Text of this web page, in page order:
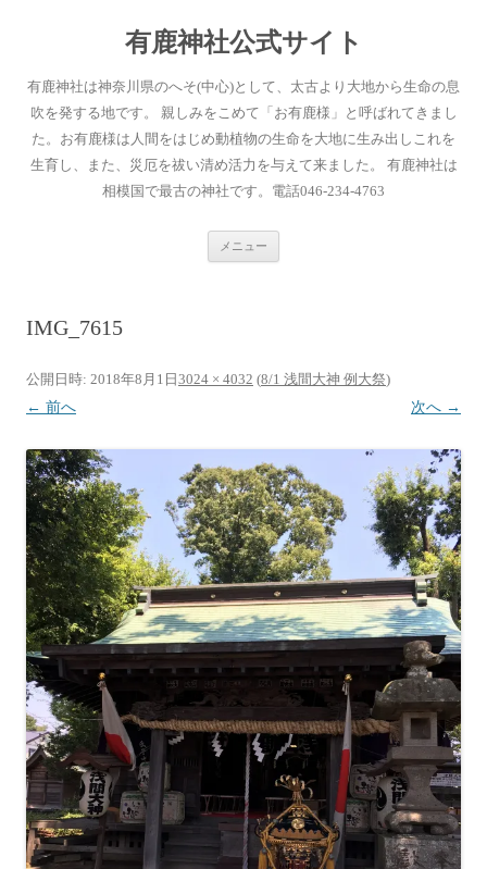
有鹿神社公式サイト
有鹿神社は神奈川県のへそ(中心)として、太古より大地から生命の息
吹を発する地です。 親しみをこめて「お有鹿様」と呼ばれてきまし
た。お有鹿様は人間をはじめ動植物の生命を大地に生み出しこれを
生育し、また、災厄を祓い清め活力を与えて来ました。 有鹿神社は
相模国で最古の神社です。電話046-234-4763
メニュー
プ
IMG_7615
公開日時: 2018年8月1日 3024 × 4032 (8/1 浅間大神 例大祭)
← 前へ
次へ →